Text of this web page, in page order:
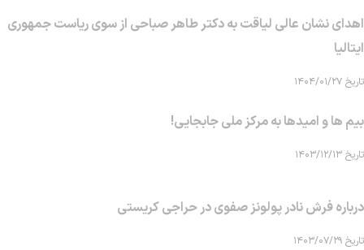
اهدای نشان عالی لیاقت به دکتر طاهر صباحی از سوی ریاست جمهوری
ایتالیا
تاریخ ۱۴۰۴/۰۱/۲۷
بیم ها و امیدها به مرکز ملی جابجایی!
تاریخ ۱۴۰۳/۱۲/۱۳
درباره فرش نادر پولونز صفوی در حراجی کریستی
تاریخ ۱۴۰۳/۰۷/۲۹